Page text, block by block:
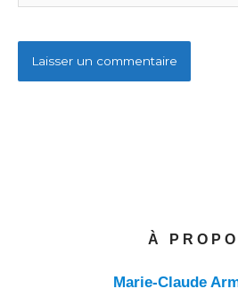
À
Marie-Claude